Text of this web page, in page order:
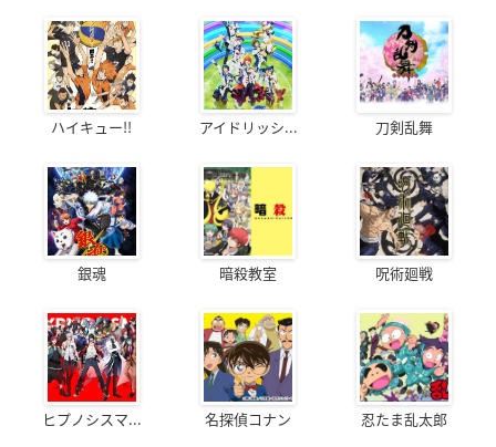
ハイキュー!! アイドリッシ... 刀剣乱舞
銀魂 暗殺教室 呪術廻戦
ヒプノシスマ... 名探偵コナン 忍たま乱太郎